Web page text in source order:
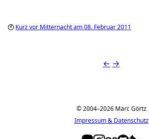
Kurz vor Mitternacht am 08. Februar 2011
← →
© 2004–2026 Marc Görtz
Impressum & Datenschutz